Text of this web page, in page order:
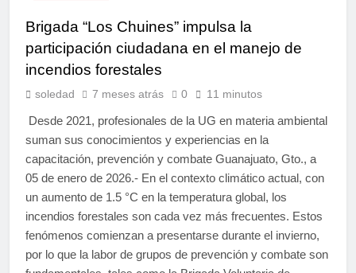
Brigada “Los Chuines” impulsa la
participación ciudadana en el manejo de
incendios forestales
soledad 7 meses atrás 0 11 minutos
Desde 2021, profesionales de la UG en materia ambiental
suman sus conocimientos y experiencias en la
capacitación, prevención y combate Guanajuato, Gto., a
05 de enero de 2026.- En el contexto climático actual, con
un aumento de 1.5 °C en la temperatura global, los
incendios forestales son cada vez más frecuentes. Estos
fenómenos comienzan a presentarse durante el invierno,
por lo que la labor de grupos de prevención y combate son